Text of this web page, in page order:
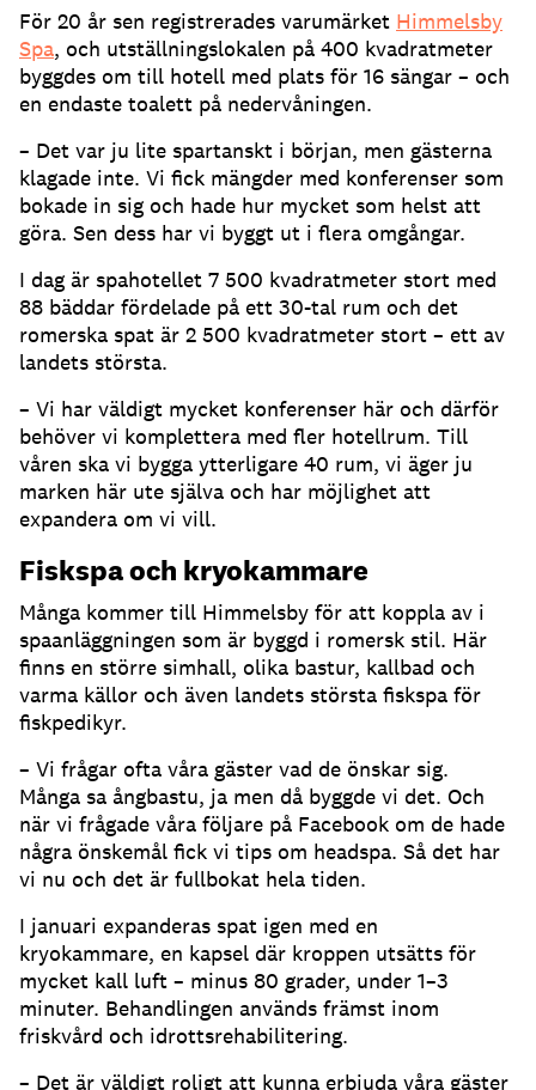
För 20 år sen registrerades varumärket Himmelsby
Spa, och utställningslokalen på 400 kvadratmeter
byggdes om till hotell med plats för 16 sängar – och
en endaste toalett på nedervåningen.
– Det var ju lite spartanskt i början, men gästerna
klagade inte. Vi fick mängder med konferenser som
bokade in sig och hade hur mycket som helst att
göra. Sen dess har vi byggt ut i flera omgångar.
I dag är spahotellet 7 500 kvadratmeter stort med
88 bäddar fördelade på ett 30-tal rum och det
romerska spat är 2 500 kvadratmeter stort – ett av
landets största.
– Vi har väldigt mycket konferenser här och därför
behöver vi komplettera med fler hotellrum. Till
våren ska vi bygga ytterligare 40 rum, vi äger ju
marken här ute själva och har möjlighet att
expandera om vi vill.
Fiskspa och kryokammare
Många kommer till Himmelsby för att koppla av i
spaanläggningen som är byggd i romersk stil. Här
finns en större simhall, olika bastur, kallbad och
varma källor och även landets största fiskspa för
fiskpedikyr.
– Vi frågar ofta våra gäster vad de önskar sig.
Många sa ångbastu, ja men då byggde vi det. Och
när vi frågade våra följare på Facebook om de hade
några önskemål fick vi tips om headspa. Så det har
vi nu och det är fullbokat hela tiden.
I januari expanderas spat igen med en
kryokammare, en kapsel där kroppen utsätts för
mycket kall luft – minus 80 grader, under 1–3
minuter. Behandlingen används främst inom
friskvård och idrottsrehabilitering.
– Det är väldigt roligt att kunna erbjuda våra gäster